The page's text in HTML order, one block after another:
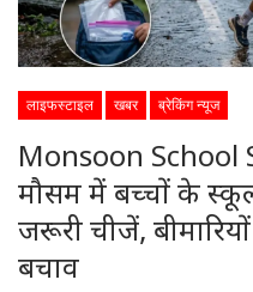
लाइफस्टाइल खबर ब्रेकिंग न्यूज
Monsoon School
मौसम में बच्चों के
जरूरी चीजें,
बचाव